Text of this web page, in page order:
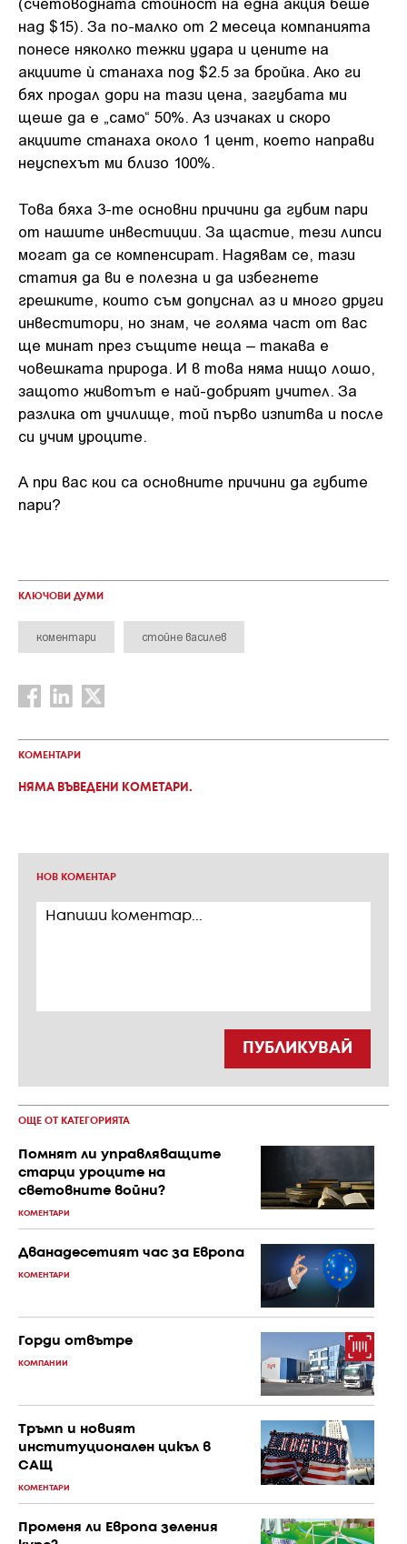
над $15). За по-малко от 2 месеца компанията
понесе няколко тежки удара и цените на
акциите ѝ станаха под $2.5 за бройка. Ако ги
бях продал дори на тази цена, загубата ми
щеше да е „само“ 50%. Аз изчаках и скоро
акциите станаха около 1 цент, което направи
неуспехът ми близо 100%.
Това бяха 3-те основни причини да губим пари
от нашите инвестиции. За щастие, тези липси
могат да се компенсират. Надявам се, тази
статия да ви е полезна и да избегнете
грешките, които съм допуснал аз и много други
инвеститори, но знам, че голяма част от вас
ще минат през същите неща – такава е
човешката природа. И в това няма нищо лошо,
защото животът е най-добрият учител. За
разлика от училище, той първо изпитва и после
си учим уроците.
А при вас кои са основните причини да губите
пари?
КЛЮЧОВИ ДУМИ
коментари стойне василев
КОМЕНТАРИ
НЯМА ВЪВЕДЕНИ КОМЕТАРИ.
НОВ КОМЕНТАР
ПУБЛИКУВАЙ
ОЩЕ ОТ КАТЕГОРИЯТА
Помнят ли управляващите
старци уроците на
световните войни?
КОМЕНТАРИ
Дванадесетият час за Европа
КОМЕНТАРИ
Горди отвътре
КОМПАНИИ
Тръмп и новият
институционален цикъл в
САЩ
КОМЕНТАРИ
Променя ли Европа зеления